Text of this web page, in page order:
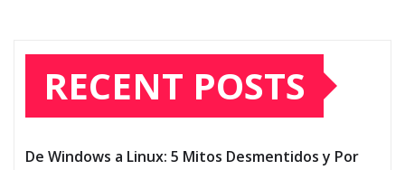
RECENT POSTS
De Windows a Linux: 5 Mitos Desmentidos y Por